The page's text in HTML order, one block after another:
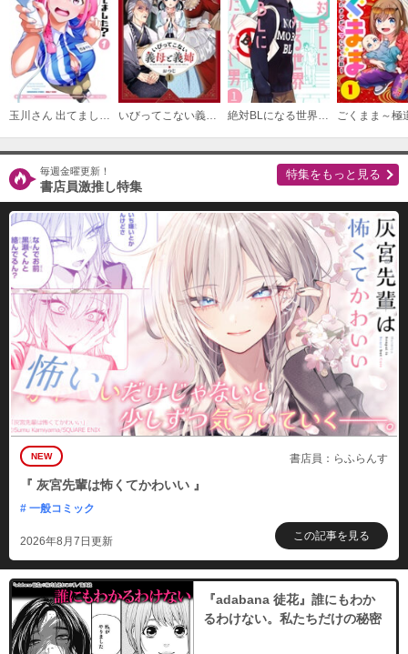
（９）
必要ポイント：720
購入する
玉川さん 出てました？ いびってこない義母と義姉 絶対BLになる世界VS絶対BLになりたくない男
毎週金曜更新！
書店員激推し特集
特集をもっと見る
NEW 書店員：らふらんす
『 灰宮先輩は怖くてかわいい 』
# 一般コミック
2026年8月7日更新 この記事を見る
『adabana 徒花』誰にもわか
るわけない。私たちだけの秘密